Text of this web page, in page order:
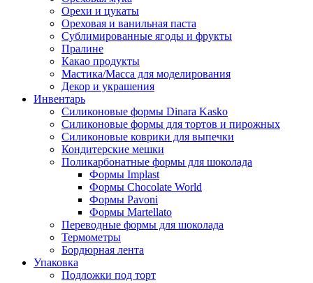
Орехи и цукаты
Ореховая и ванильная паста
Сублимированные ягоды и фрукты
Пралине
Какао продукты
Мастика/Масса для моделирования
Декор и украшения
Инвентарь
Силиконовые формы Dinara Kasko
Силиконовые формы для тортов и пирожных
Силиконовые коврики для выпечки
Кондитерские мешки
Поликарбонатные формы для шоколада
Формы Implast
Формы Chocolate World
Формы Pavoni
Формы Martellato
Переводные формы для шоколада
Термометры
Бордюрная лента
Упаковка
Подложки под торт